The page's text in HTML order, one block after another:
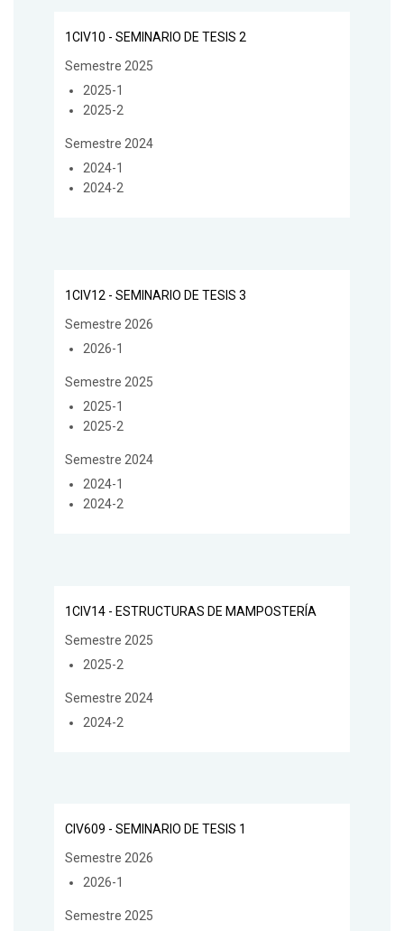
1CIV10 - SEMINARIO DE TESIS 2
Semestre 2025
2025-1
2025-2
Semestre 2024
2024-1
2024-2
1CIV12 - SEMINARIO DE TESIS 3
Semestre 2026
2026-1
Semestre 2025
2025-1
2025-2
Semestre 2024
2024-1
2024-2
1CIV14 - ESTRUCTURAS DE MAMPOSTERÍA
Semestre 2025
2025-2
Semestre 2024
2024-2
CIV609 - SEMINARIO DE TESIS 1
Semestre 2026
2026-1
Semestre 2025